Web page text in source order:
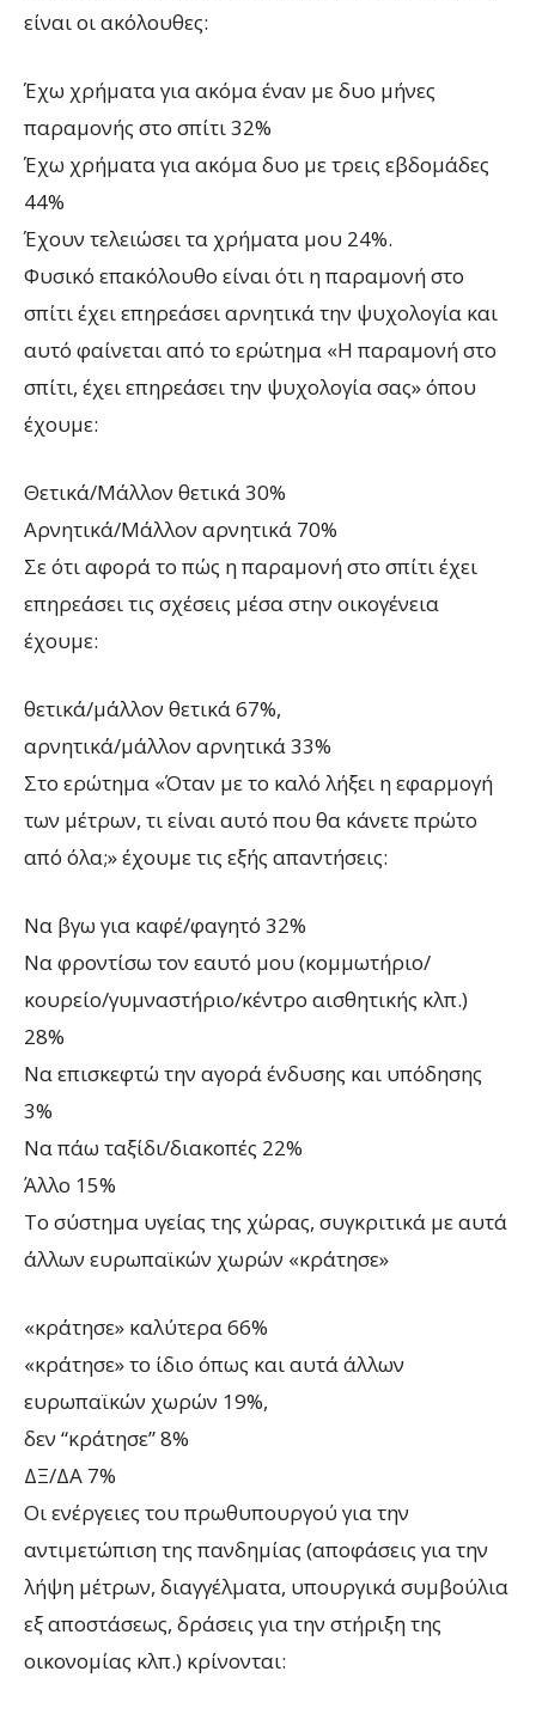
είναι οι ακόλουθες:
Έχω χρήματα για ακόμα έναν με δυο μήνες
παραμονής στο σπίτι 32%
Έχω χρήματα για ακόμα δυο με τρεις εβδομάδες
44%
Έχουν τελειώσει τα χρήματα μου 24%.
Φυσικό επακόλουθο είναι ότι η παραμονή στο
σπίτι έχει επηρεάσει αρνητικά την ψυχολογία και
αυτό φαίνεται από το ερώτημα «Η παραμονή στο
σπίτι, έχει επηρεάσει την ψυχολογία σας» όπου
έχουμε:
Θετικά/Μάλλον θετικά 30%
Αρνητικά/Μάλλον αρνητικά 70%
Σε ότι αφορά το πώς η παραμονή στο σπίτι έχει
επηρεάσει τις σχέσεις μέσα στην οικογένεια
έχουμε:
θετικά/μάλλον θετικά 67%,
αρνητικά/μάλλον αρνητικά 33%
Στο ερώτημα «Όταν με το καλό λήξει η εφαρμογή
των μέτρων, τι είναι αυτό που θα κάνετε πρώτο
από όλα;» έχουμε τις εξής απαντήσεις:
Να βγω για καφέ/φαγητό 32%
Να φροντίσω τον εαυτό μου (κομμωτήριο/
κουρείο/γυμναστήριο/κέντρο αισθητικής κλπ.)
28%
Να επισκεφτώ την αγορά ένδυσης και υπόδησης
3%
Να πάω ταξίδι/διακοπές 22%
Άλλο 15%
Το σύστημα υγείας της χώρας, συγκριτικά με αυτά
άλλων ευρωπαϊκών χωρών «κράτησε»
«κράτησε» καλύτερα 66%
«κράτησε» το ίδιο όπως και αυτά άλλων
ευρωπαϊκών χωρών 19%,
δεν “κράτησε” 8%
ΔΞ/ΔΑ 7%
Οι ενέργειες του πρωθυπουργού για την
αντιμετώπιση της πανδημίας (αποφάσεις για την
λήψη μέτρων, διαγγέλματα, υπουργικά συμβούλια
εξ αποστάσεως, δράσεις για την στήριξη της
οικονομίας κλπ.) κρίνονται: